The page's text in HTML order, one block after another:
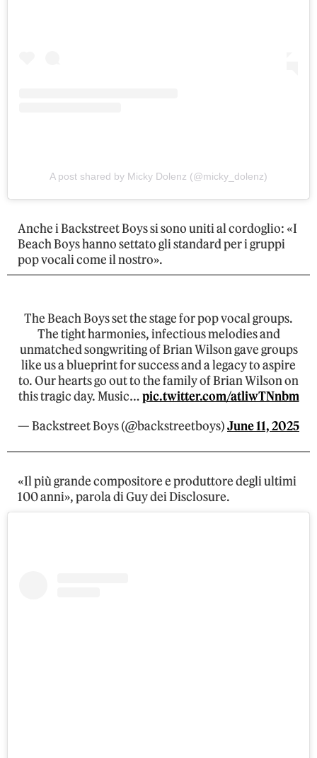
A post shared by Micky Dolenz (@micky_dolenz)
Anche i Backstreet Boys si sono uniti al cordoglio: «I
Beach Boys hanno settato gli standard per i gruppi
pop vocali come il nostro».
The Beach Boys set the stage for pop vocal groups.
The tight harmonies, infectious melodies and
unmatched songwriting of Brian Wilson gave groups
like us a blueprint for success and a legacy to aspire
to. Our hearts go out to the family of Brian Wilson on
this tragic day. Music…pic.twitter.com/atliwTNnbm
— Backstreet Boys (@backstreetboys)June 11, 2025
«Il più grande compositore e produttore degli ultimi
100 anni», parola di Guy dei Disclosure.